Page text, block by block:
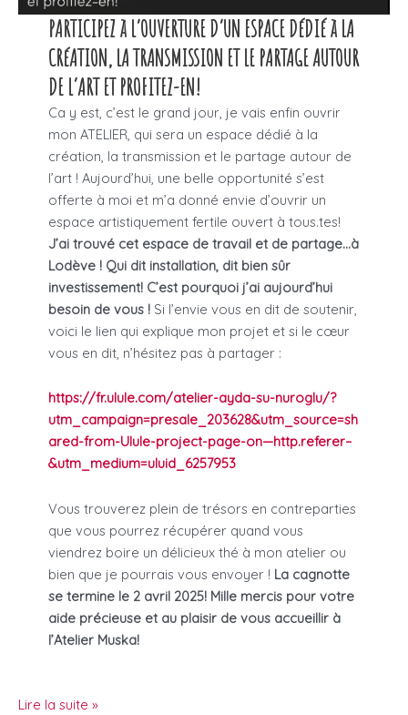
PARTICIPEZ à L’OUVERTURE D’UN ESPACE DéDIé à LA
CRéATION, LA TRANSMISSION ET LE PARTAGE AUTOUR
DE L’ART ET PROFITEZ-EN!
Ca y est, c’est le grand jour, je vais enfin ouvrir
mon ATELIER, qui sera un espace dédié à la
création, la transmission et le partage autour de
l’art ! Aujourd’hui, une belle opportunité s’est
offerte à moi et m’a donné envie d’ouvrir un
espace artistiquement fertile ouvert à tous.tes!
J’ai trouvé cet espace de travail et de partage…à
Lodève ! Qui dit installation, dit bien sûr
investissement! C’est pourquoi j’ai aujourd’hui
besoin de vous !Si l’envie vous en dit de soutenir,
voici le lien qui explique mon projet et si le cœur
vous en dit, n’hésitez pas à partager :
https://fr.ulule.com/atelier-ayda-su-nuroglu/?
utm_campaign=presale_203628&utm_source=sh
ared-from-Ulule-project-page-on—http.referer–
&utm_medium=uluid_6257953
Vous trouverez plein de trésors en contreparties
que vous pourrez récupérer quand vous
viendrez boire un délicieux thé à mon atelier ou
bien que je pourrais vous envoyer ! La cagnotte
se termine le 2 avril 2025! Mille mercis pour votre
aide précieuse et au plaisir de vous accueillir à
l’Atelier Muska!
FINANCEMENT
Lire la suite »